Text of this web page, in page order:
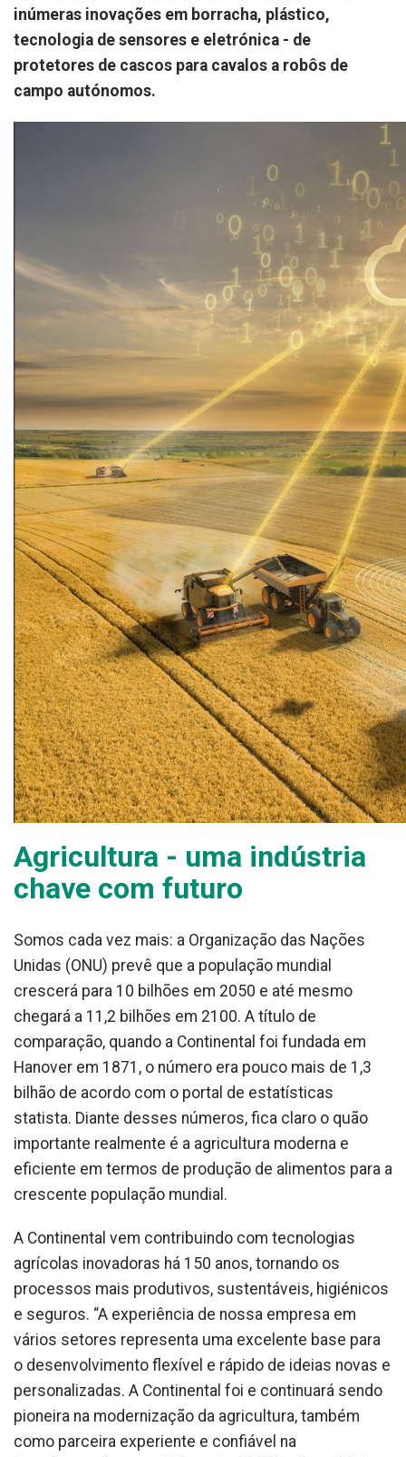
inúmeras inovações em borracha, plástico,
tecnologia de sensores e eletrónica - de
protetores de cascos para cavalos a robôs de
campo autónomos.
Agricultura - uma indústria
chave com futuro
Somos cada vez mais: a Organização das Nações
Unidas (ONU) prevê que a população mundial
crescerá para 10 bilhões em 2050 e até mesmo
chegará a 11,2 bilhões em 2100. A título de
comparação, quando a Continental foi fundada em
Hanover em 1871, o número era pouco mais de 1,3
bilhão de acordo com o portal de estatísticas
statista. Diante desses números, fica claro o quão
importante realmente é a agricultura moderna e
eficiente em termos de produção de alimentos para a
crescente população mundial.
A Continental vem contribuindo com tecnologias
agrícolas inovadoras há 150 anos, tornando os
processos mais produtivos, sustentáveis, higiénicos
e seguros. “A experiência de nossa empresa em
vários setores representa uma excelente base para
o desenvolvimento flexível e rápido de ideias novas e
personalizadas. A Continental foi e continuará sendo
pioneira na modernização da agricultura, também
como parceira experiente e confiável na